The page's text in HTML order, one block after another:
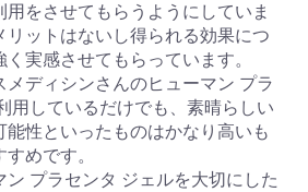
用をさせてもらうようにしていま
リットはないし得られる効果につ
実感させてもらっています。
メディシンさんのヒューマン プラ
用しているだけでも、素晴らしい
能性といったものはかなり高いも
めです。
ン プラセンタ ジェルを大切にした